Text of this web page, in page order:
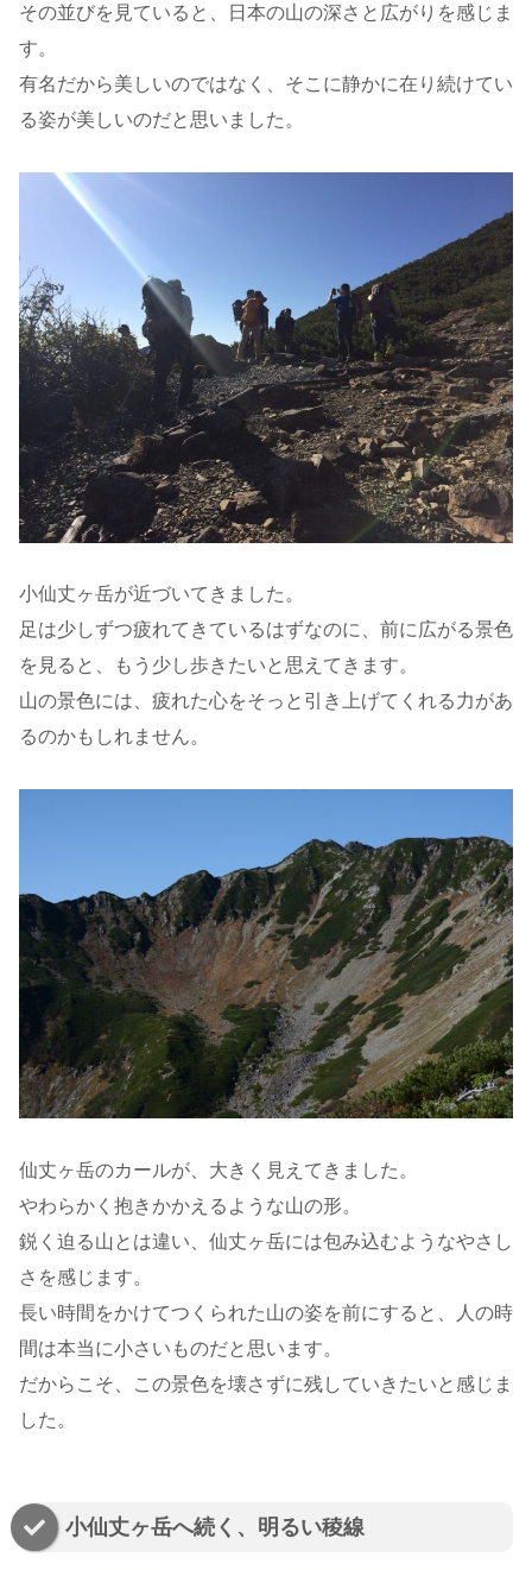
その並びを見ていると、日本の山の深さと広がりを感じま
す。
有名だから美しいのではなく、そこに静かに在り続けてい
る姿が美しいのだと思いました。
小仙丈ヶ岳が近づいてきました。
足は少しずつ疲れてきているはずなのに、前に広がる景色
を見ると、もう少し歩きたいと思えてきます。
山の景色には、疲れた心をそっと引き上げてくれる力があ
るのかもしれません。
仙丈ヶ岳のカールが、大きく見えてきました。
やわらかく抱きかかえるような山の形。
鋭く迫る山とは違い、仙丈ヶ岳には包み込むようなやさし
さを感じます。
長い時間をかけてつくられた山の姿を前にすると、人の時
間は本当に小さいものだと思います。
だからこそ、この景色を壊さずに残していきたいと感じま
した。
小仙丈ヶ岳へ続く、明るい稜線